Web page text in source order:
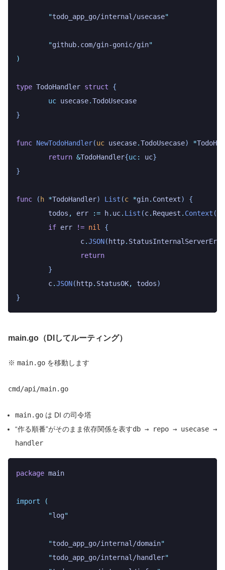
	"
todo_app_go/internal/usecase"
	"
github.com/gin-gonic/gin"
)
type TodoHandler struct {
	uc
usecase.TodoUsecase
}
func NewTodoHandler(uc usecase.TodoUsecase) *
	return
&TodoHandler{uc: uc}
}
func ( h *TodoHandler) List (c *gin. Context)
{
	todos
, err := h. uc. List (c. Request . Context ())
	if
err != nil {
		c
.JSON( http.
		return
	}
	c
.JSON( http. StatusOK, todos)
}
main.go（DIしてルーティング）
※ main.go を移動します
cmd/api/main.go
main.go は DI の司令塔
“作る順番”がそのまま依存関係を表すdb → repo → usecase →
handler
package main
import (
	"
log"
	"
todo_app_go/internal/domain"
	"
todo_app_go/internal/handler"